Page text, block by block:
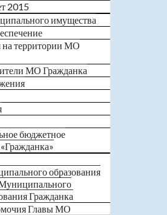
2015
имущества
территории МО
МО Гражданка
бюджетное
образования
Гражданка
Главы МО